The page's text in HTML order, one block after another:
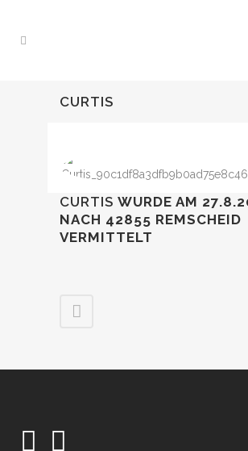
CURTIS
CURTIS WURDE AM
NACH 42855 REMSCHEID
VERMITTELT